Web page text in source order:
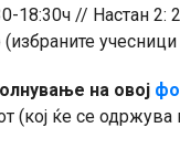
18:30ч // Настан 2:
на овој
(кој ќе се